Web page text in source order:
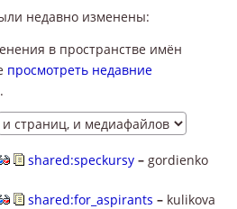
недавно изменены:
в пространстве имён
просмотреть недавние
.
shared:speckursy –gordienko
shared:for_aspirants – kulikova